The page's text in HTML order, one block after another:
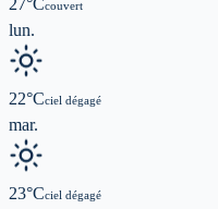
27°Ccouvert
lun.
22°Cciel dégagé
mar.
23°Cciel dégagé